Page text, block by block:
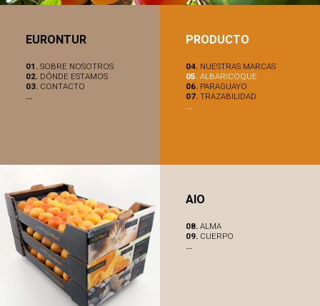
EURONTUR
01. SOBRE NOSOTROS
02. DÓNDE ESTAMOS
03. CONTACTO
PRODUCTO
04. NUESTRAS MARCAS
05. ALBARICOQUE
06. PARAGUAYO
07. TRAZABILIDAD
...
AIO
08. ALMA
09. CUERPO
...